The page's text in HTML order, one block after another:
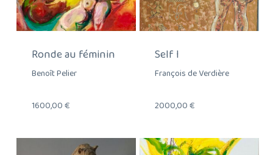
Ronde au féminin
Benoît Pelier
1600,00€
Self I
François de Verdière
2000,00€